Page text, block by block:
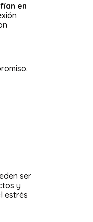
en
ser
y
estrés